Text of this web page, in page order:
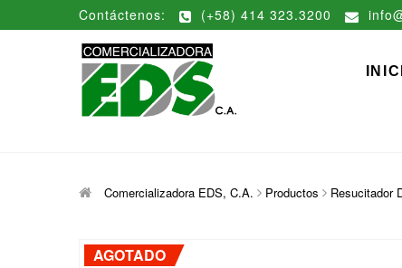
Contáctenos: (+58) 414 323.3200
Comercializadora EDS, C.A. Productos Resucitador
AGOTADO